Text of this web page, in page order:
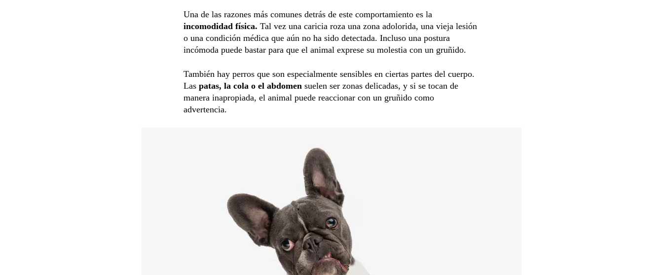
Una de las razones más comunes detrás de este comportamiento es la
incomodidad física. Tal vez una caricia roza una zona adolorida, una vieja lesión
o una condición médica que aún no ha sido detectada. Incluso una postura
incómoda puede bastar para que el animal exprese su molestia con un gruñido.
También hay perros que son especialmente sensibles en ciertas partes del cuerpo.
Las patas, la cola o el abdomen suelen ser zonas delicadas, y si se tocan de
manera inapropiada, el animal puede reaccionar con un gruñido como
advertencia.